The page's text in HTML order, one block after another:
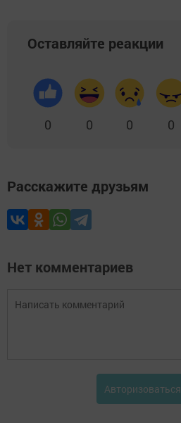
Оставляйте реакции
0 0 0 0
Расскажите друзьям
Нет комментариев
Авторизоваться